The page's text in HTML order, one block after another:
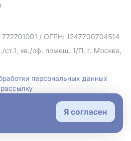
/ ОГРН: 1247700704514
ст.1, кв./оф. помещ. 1/П, г. Москва,
персональных данных
Я согласен